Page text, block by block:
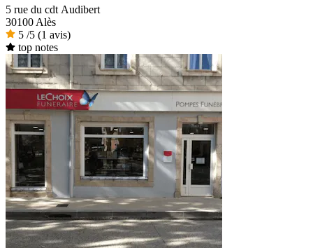
5 rue du cdt Audibert
30100 Alès
5 /5 (1 avis)
top notes